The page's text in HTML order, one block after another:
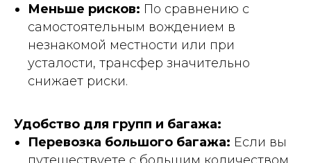
Меньше рисков: По сравнению с
самостоятельным вождением в
незнакомой местности или при
усталости, трансфер значительно
снижает риски.
Удобство для групп и багажа:
Перевозка большого багажа: Если вы